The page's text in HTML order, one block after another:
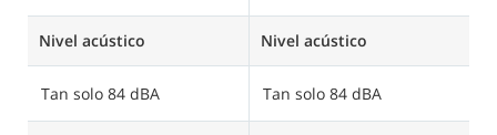
Nivel acústico
Tan solo 84 dBA
Nivel acústico
Tan solo 84 dBA